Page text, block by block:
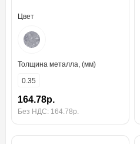
Цвет
Толщина металла, (мм)
0.35
164.78р.
Без НДС: 164.78р.